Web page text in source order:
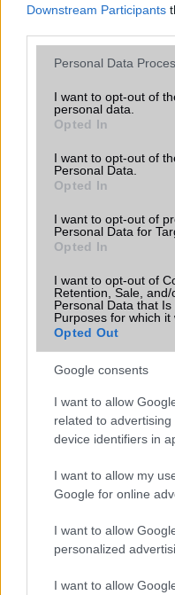
Downstream Participants
Please note that this
not limited to your visit or
grant or deny consent to
use your data for below
consent section.
Personal Data
I want to opt-out of
personal data.
Opted In
I want to opt-out of
Personal Data.
Opted In
I want to opt-out of
Personal Data for
Opted In
I want to opt-out of
Retention, Sale,
Personal Data that
Purposes for which it
Opted Out
Google consents
I want to allow
related to
device identifiers in
I want to allow my
Google for online
I want to allow
personalized
I want to allow
SIM típus
SIM-ek száma
Flight mode
Terület
Funkciók
Brand
Limited Edition
N/A = Nincs adat. Legutóbbi
Új és Használt GSM